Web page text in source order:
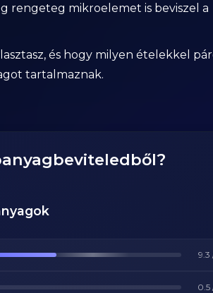
rengeteg mikroelemet is beviszel a
és hogy milyen ételekkel
tartalmaznak.
9.3
0.5